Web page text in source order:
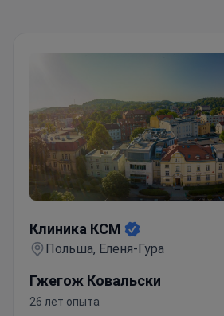
Клиника КСМ
Польша, Еленя-Гура
Гжегож Ковальски
26 лет опыта